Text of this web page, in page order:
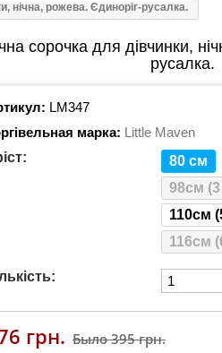
нічна, рожева. Єдиноріг-русалка.
сорочка для дівчинки,
русалка.
LM347
марка: Little Maven
80 см
98см
110см
116см
грн. Было395 грн.